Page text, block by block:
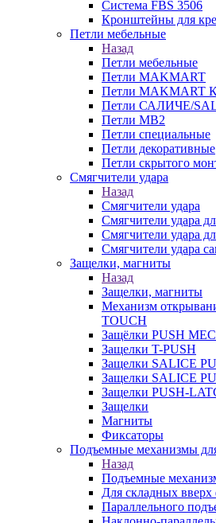
Система FBS 3506
Кронштейны для
Петли мебельные
Назад
Петли мебельные
Петли MAKMART
Петли MAKMART
Петли САЛИЧЕ/
Петли MB2
Петли специальные
Петли декоративные
Петли скрытого
Смягчители удара
Назад
Смягчители удара
Смягчители удара
Смягчители удара
Cмягчители удара
Защелки, магниты
Назад
Защелки, магниты
Механизм
TOUCH
Защёлки PUSH
Защелки T-PUSH
Защелки SALICE
Защелки SALICE
Защелки PUSH-
Защелки
Магниты
Фиксаторы
Подъемные механизмы
Назад
Подъемные
Для складных вверх
Параллельного